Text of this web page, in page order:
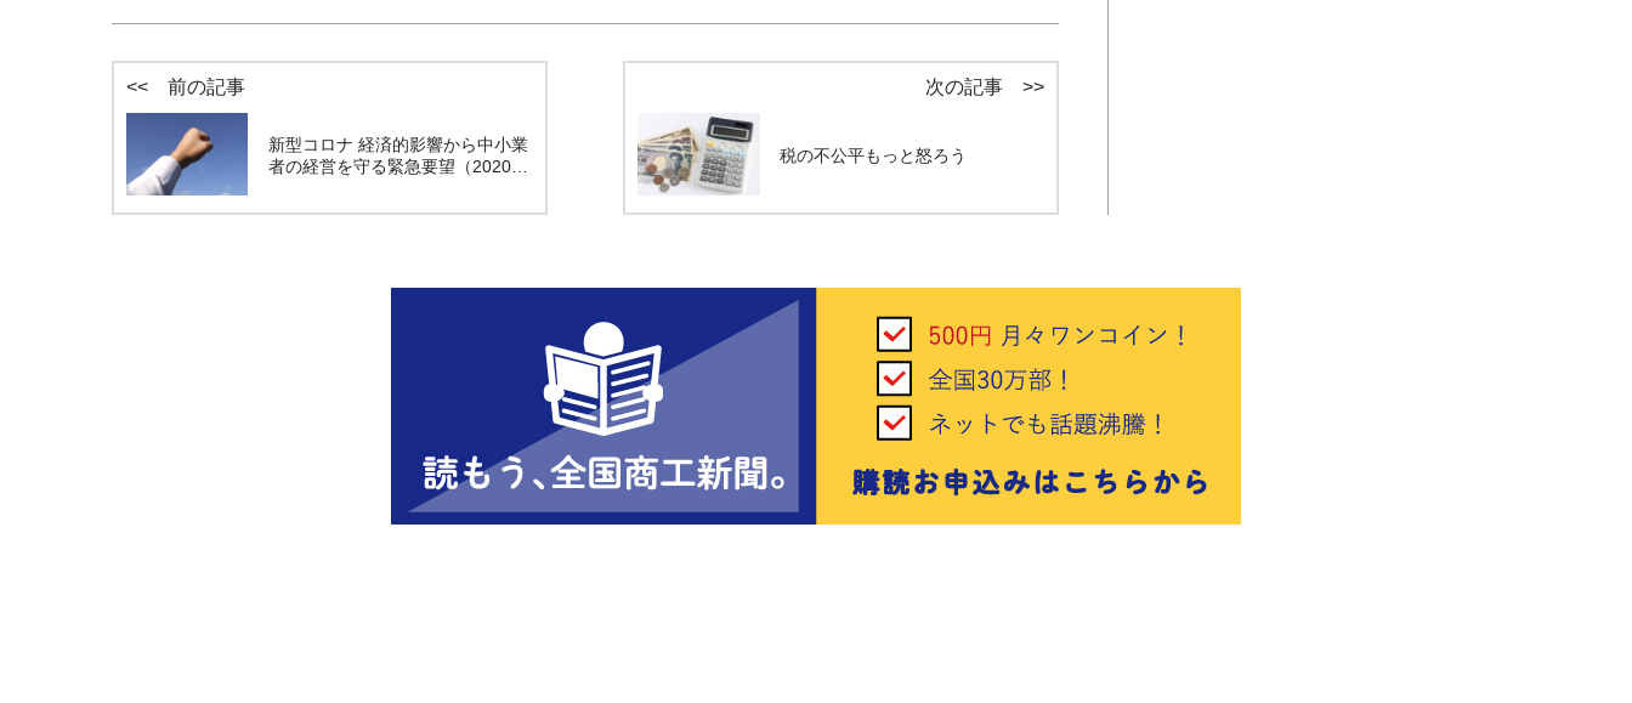
<< 前の記事
新型コロナ 経済的影響から中小業
者の経営を守る緊急要望（2020…
次の記事 >>
税の不公平もっと怒ろう